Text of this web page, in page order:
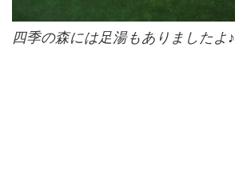
四季の森には足湯もありましたよ♪